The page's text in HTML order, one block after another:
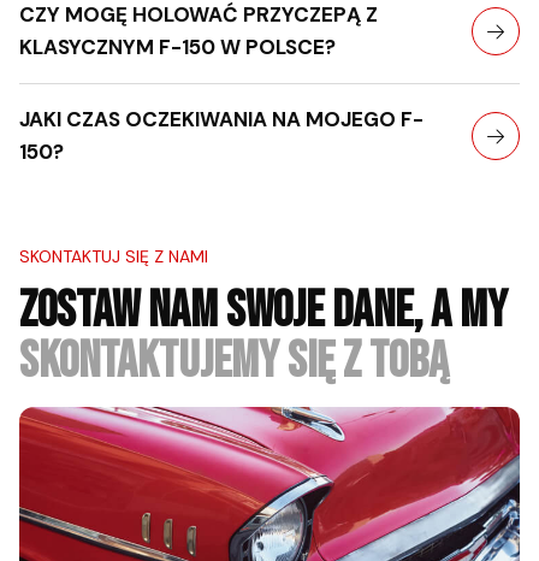
CZY MOGĘ HOLOWAĆ PRZYCZEPĄ Z
KLASYCZNYM F-150 W POLSCE?
JAKI CZAS OCZEKIWANIA NA MOJEGO F-
150?
SKONTAKTUJ SIĘ Z NAMI
ZOSTAW NAM SWOJE DANE, A MY
SKONTAKTUJEMY SIĘ Z TOBĄ